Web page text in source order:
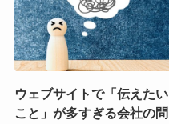
ウェブサイトで「伝えたい
こと」が多すぎる会社の問